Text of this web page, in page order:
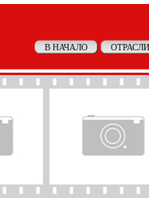
В НАЧАЛО